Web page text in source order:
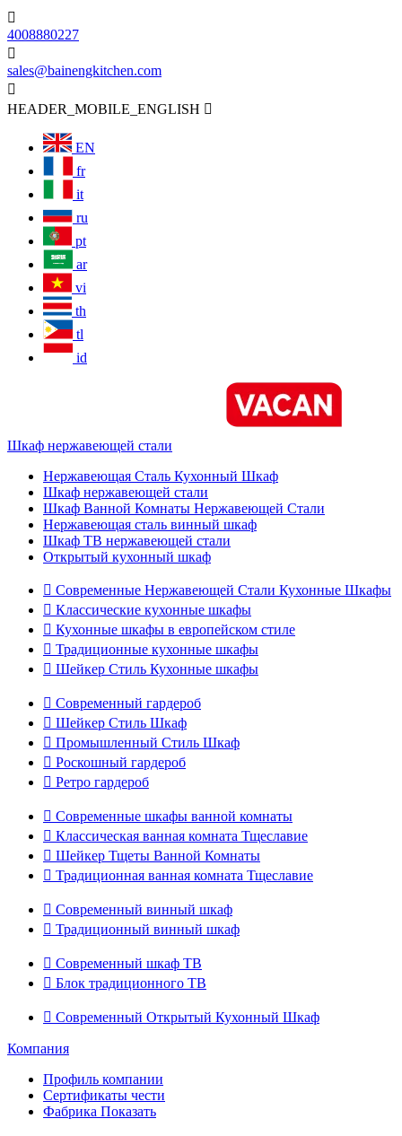

4008880227

sales@bainengkitchen.com

HEADER_MOBILE_ENGLISH 
EN
fr
it
ru
pt
ar
vi
th
tl
id
Шкаф нержавеющей стали
Нержавеющая Сталь Кухонный Шкаф
Шкаф нержавеющей стали
Шкаф Ванной Комнаты Нержавеющей Стали
Нержавеющая сталь винный шкаф
Шкаф ТВ нержавеющей стали
Открытый кухонный шкаф
 Современные Нержавеющей Стали Кухонные Шкафы
 Классические кухонные шкафы
 Кухонные шкафы в европейском стиле
 Традиционные кухонные шкафы
 Шейкер Стиль Кухонные шкафы
 Современный гардероб
 Шейкер Стиль Шкаф
 Промышленный Стиль Шкаф
 Роскошный гардероб
 Ретро гардероб
 Современные шкафы ванной комнаты
 Классическая ванная комната Тщеславие
 Шейкер Тщеты Ванной Комнаты
 Традиционная ванная комната Тщеславие
 Современный винный шкаф
 Традиционный винный шкаф
 Современный шкаф ТВ
 Блок традиционного ТВ
 Современный Открытый Кухонный Шкаф
Компания
Профиль компании
Сертификаты чести
Фабрика Показать